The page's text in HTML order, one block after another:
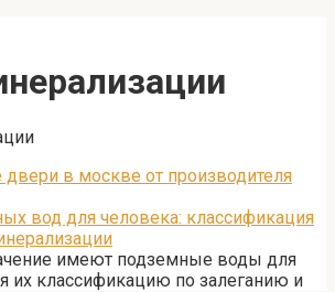
вод для человека: классификация
имеют подземные воды для
их классификацию по залеганию и